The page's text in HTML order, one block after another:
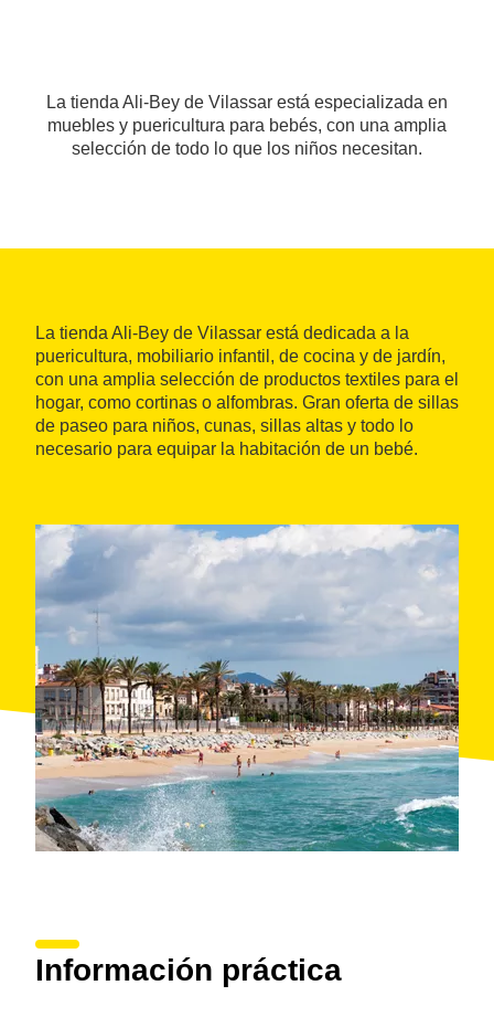
La tienda Ali-Bey de Vilassar está especializada en
muebles y puericultura para bebés, con una amplia
selección de todo lo que los niños necesitan.
La tienda Ali-Bey de Vilassar está dedicada a la
puericultura, mobiliario infantil, de cocina y de jardín,
con una amplia selección de productos textiles para el
hogar, como cortinas o alfombras. Gran oferta de sillas
de paseo para niños, cunas, sillas altas y todo lo
necesario para equipar la habitación de un bebé.
Información práctica